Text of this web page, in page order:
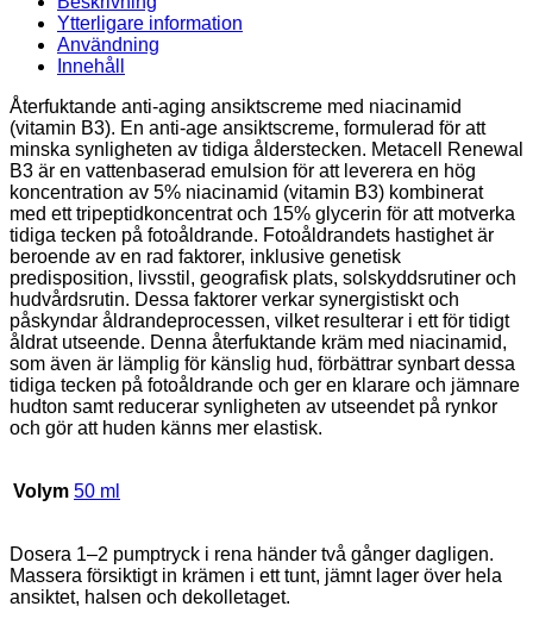
Ytterligare information
Användning
Innehåll
Återfuktande anti-aging ansiktscreme med niacinamid
(vitamin B3). En anti-age ansiktscreme, formulerad för att
minska synligheten av tidiga ålderstecken. Metacell Renewal
B3 är en vattenbaserad emulsion för att leverera en hög
koncentration av 5% niacinamid (vitamin B3) kombinerat
med ett tripeptidkoncentrat och 15% glycerin för att motverka
tidiga tecken på fotoåldrande. Fotoåldrandets hastighet är
beroende av en rad faktorer, inklusive genetisk
predisposition, livsstil, geografisk plats, solskyddsrutiner och
hudvårdsrutin. Dessa faktorer verkar synergistiskt och
påskyndar åldrandeprocessen, vilket resulterar i ett för tidigt
åldrat utseende. Denna återfuktande kräm med niacinamid,
som även är lämplig för känslig hud, förbättrar synbart dessa
tidiga tecken på fotoåldrande och ger en klarare och jämnare
hudton samt reducerar synligheten av utseendet på rynkor
och gör att huden känns mer elastisk.
Volym 50 ml
Dosera 1–2 pumptryck i rena händer två gånger dagligen.
Massera försiktigt in krämen i ett tunt, jämnt lager över hela
ansiktet, halsen och dekolletaget.